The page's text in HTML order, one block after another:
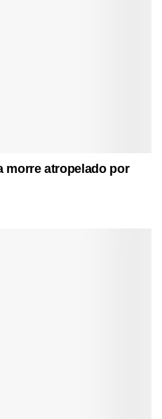
morre atropelado por